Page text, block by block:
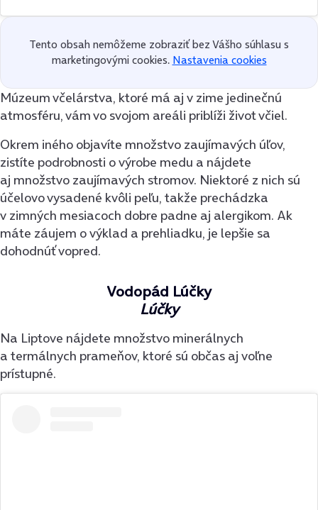
Tento obsah nemôžeme zobraziť bez Vášho súhlasu s
marketingovými cookies. Nastavenia cookies
Múzeum včelárstva, ktoré má aj v zime jedinečnú
atmosféru, vám vo svojom areáli priblíži život včiel.
Okrem iného objavíte množstvo zaujímavých úľov,
zistíte podrobnosti o výrobe medu a nájdete
aj množstvo zaujímavých stromov. Niektoré z nich sú
účelovo vysadené kvôli peľu, takže prechádzka
v zimných mesiacoch dobre padne aj alergikom. Ak
máte záujem o výklad a prehliadku, je lepšie sa
dohodnúť vopred.
Vodopád Lúčky
Lúčky
Na Liptove nájdete množstvo minerálnych
a termálnych prameňov, ktoré sú občas aj voľne
prístupné.